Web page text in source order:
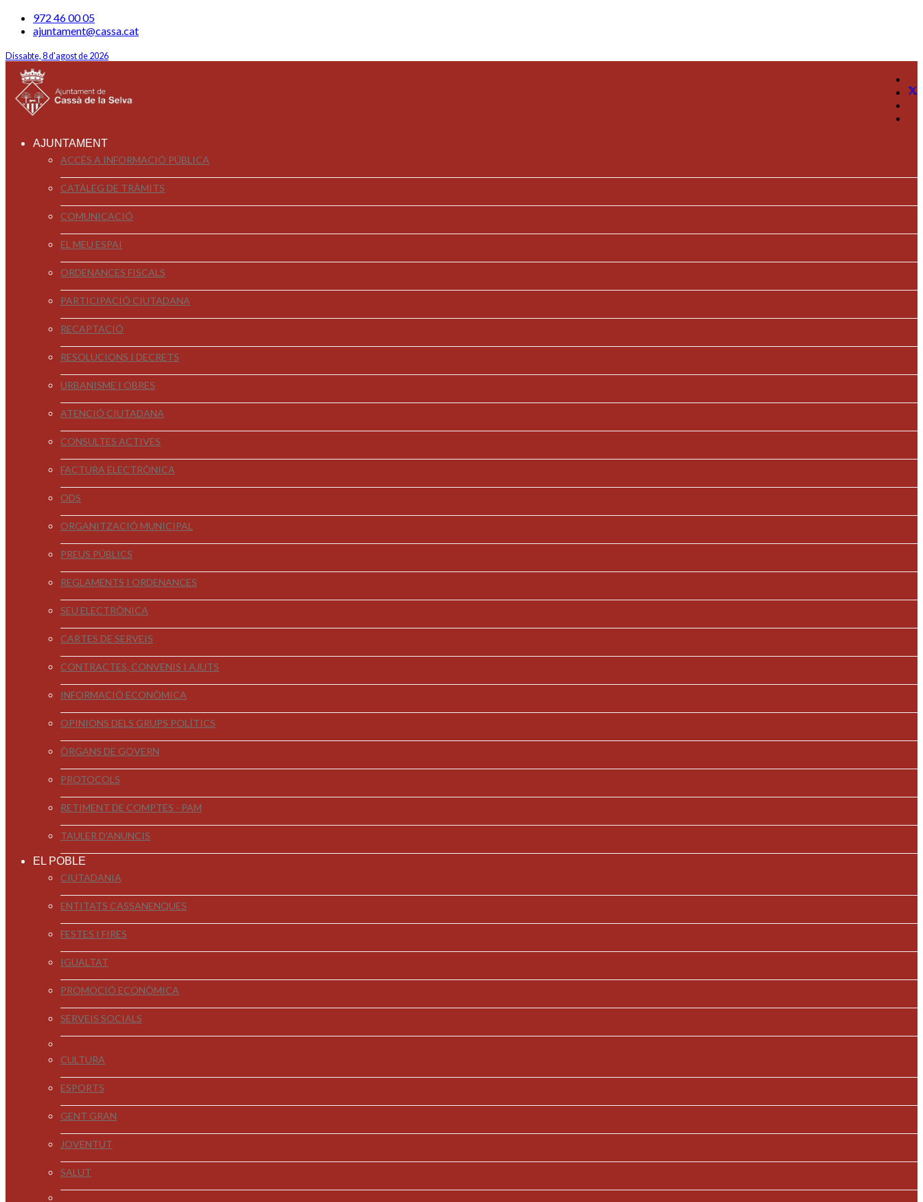
972 46 00 05
ajuntament@cassa.cat
Dissabte, 8 d'agost de 2026
AJUNTAMENT
ACCÉS A INFORMACIÓ PÚBLICA
CATÀLEG DE TRÀMITS
COMUNICACIÓ
EL MEU ESPAI
ORDENANCES FISCALS
PARTICIPACIÓ CIUTADANA
RECAPTACIÓ
RESOLUCIONS I DECRETS
URBANISME I OBRES
ATENCIÓ CIUTADANA
CONSULTES ACTIVES
FACTURA ELECTRÒNICA
ODS
ORGANITZACIÓ MUNICIPAL
PREUS PÚBLICS
REGLAMENTS I ORDENANCES
SEU ELECTRÒNICA
CARTES DE SERVEIS
CONTRACTES, CONVENIS I AJUTS
INFORMACIÓ ECONÒMICA
OPINIONS DELS GRUPS POLÍTICS
ÒRGANS DE GOVERN
PROTOCOLS
RETIMENT DE COMPTES - PAM
TAULER D'ANUNCIS
EL POBLE
CIUTADANIA
ENTITATS CASSANENQUES
FESTES I FIRES
IGUALTAT
PROMOCIÓ ECONÒMICA
SERVEIS SOCIALS
CULTURA
ESPORTS
GENT GRAN
JOVENTUT
SALUT